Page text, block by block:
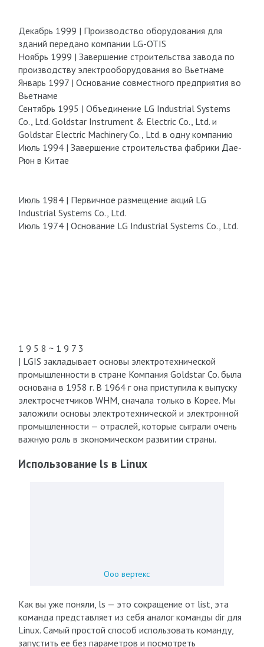
Декабрь 1999 | Производство оборудования для
зданий передано компании LG-OTIS
Ноябрь 1999 | Завершение строительства завода по
производству электрооборудования во Вьетнаме
Январь 1997 | Основание совместного предприятия во
Вьетнаме
Сентябрь 1995 | Объединение LG Industrial Systems
Co., Ltd. Goldstar Instrument & Electric Co., Ltd. и
Goldstar Electric Machinery Co., Ltd. в одну компанию
Июль 1994 | Завершение строительства фабрики Дае-
Рюн в Китае
Июль 1984 | Первичное размещение акций LG
Industrial Systems Co., Ltd.
Июль 1974 | Основание LG Industrial Systems Co., Ltd.
1 9 5 8 ~ 1 9 7 3
| LGIS закладывает основы электротехнической
промышленности в стране Компания Goldstar Co. была
основана в 1958 г. В 1964 г она приступила к выпуску
электросчетчиков WHM, сначала только в Корее. Мы
заложили основы электротехнической и электронной
промышленности — отраслей, которые сыграли очень
важную роль в экономическом развитии страны.
Использование ls в Linux
Ооо вертекс
Как вы уже поняли, ls — это сокращение от list, эта
команда представляет из себя аналог команды dir для
Linux. Самый простой способ использовать команду,
запустить ее без параметров и посмотреть